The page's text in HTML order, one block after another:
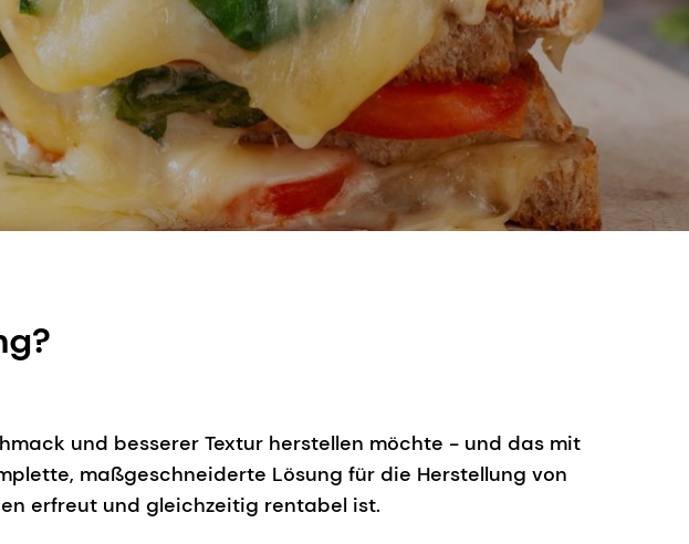
und besserer Textur herstellen möchte - und das mit
maßgeschneiderte Lösung für die Herstellung von
erfreut und gleichzeitig rentabel ist.